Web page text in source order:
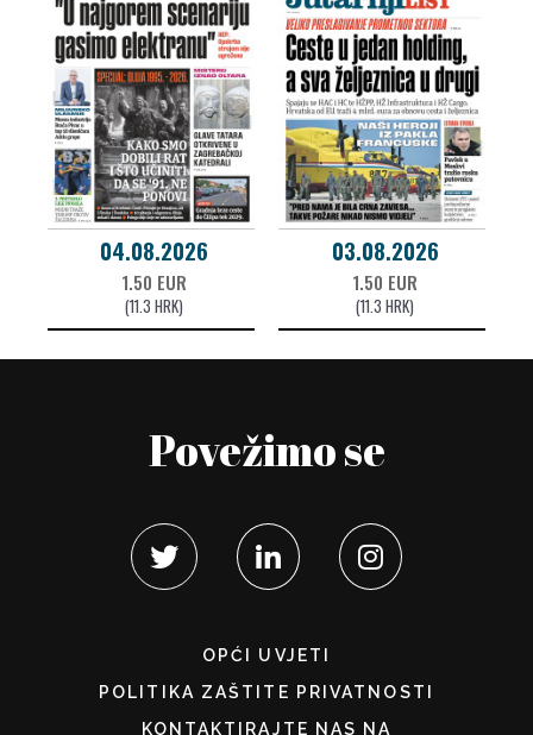
04.08.2026
1.50 EUR
(11.3 HRK)
03.08.2026
1.50 EUR
(11.3 HRK)
Povežimo se
OPĆI UVJETI
POLITIKA ZAŠTITE PRIVATNOSTI
KONTAKTIRAJTE NAS NA